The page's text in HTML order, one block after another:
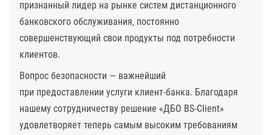
признанный лидер на рынке систем дистанционного
банковского обслуживания, постоянно
совершенствующий свои продукты под потребности
клиентов.
Вопрос безопасности — важнейший
при предоставлении услуги клиент-банка. Благодаря
нашему сотрудничеству решение «ДБО BS-Client»
удовлетворяет теперь самым высоким требованиям